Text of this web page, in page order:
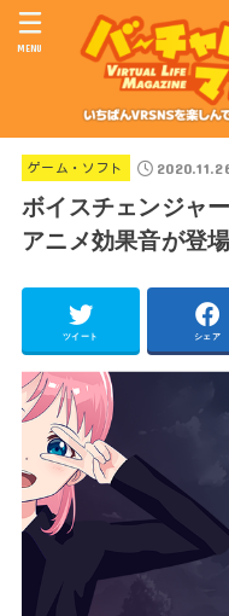
MENU
ゲーム・ソフト
ボイスチェンジャ
アニメ効果音が登場
ツイート シェア